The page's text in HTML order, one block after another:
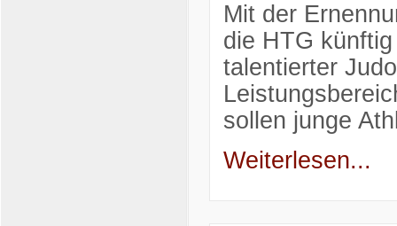
Mit der
die HTG
talentierter
sollen junge
Weiterlesen...